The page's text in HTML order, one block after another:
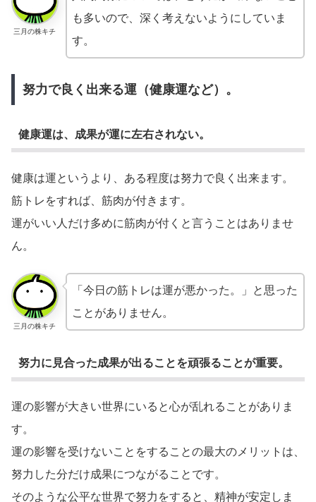
三月の株キチ
も多いので、深く考えないようにしていま
す。
努力で良く出来る運（健康運など）。
健康運は、成果が運に左右されない。
健康は運というより、ある程度は努力で良く出来ます。
筋トレをすれば、筋肉が付きます。
運がいい人だけ多めに筋肉が付くと言うことはありませ
ん。
三月の株キチ
「今日の筋トレは運が悪かった。」と思った
ことがありません。
努力に見合った成果が出ることを頑張ることが重要。
運の影響が大きい世界にいると心が乱れることがありま
す。
運の影響を受けないことをすることの最大のメリットは、
努力した分だけ成果につながることです。
そのような公平な世界で努力をすると、精神が安定しま